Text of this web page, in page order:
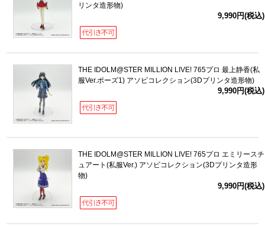
リンタ造形物)
9,990円(税込)
THE IDOLM@STER MILLION LIVE! 765プロ 最上静香(私
服Ver.ポーズ1) アソビコレクション(3Dプリンタ造形物)
9,990円(税込)
THE IDOLM@STER MILLION LIVE! 765プロ エミリースチ
ュアート(私服Ver.) アソビコレクション(3Dプリンタ造形
物)
9,990円(税込)